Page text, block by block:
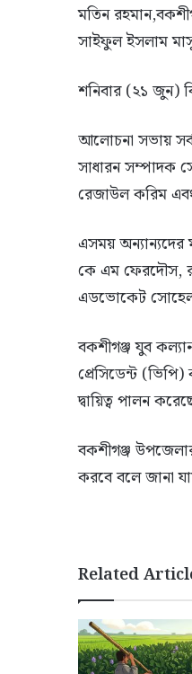
মতিন
সাইফুল ইসলাম
শনিবার (২১ জুন)
আলোচনা সভায়
সাধারন সম্পাদক
রেজাউল করিম
এসময়
কে এম ফেরদৌস,
এডভোকেট সোহেল
বকশীগঞ্জ যুব
প্রেসিডেন্ট
দ্বায়িত্ব পালন
বকশীগঞ্জ
করবে বলে জানা
Related